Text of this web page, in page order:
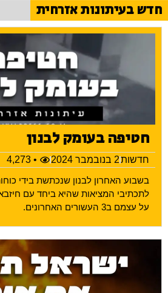
חדש בעיתונות אזרחית
חטיפה בעומק לבנון
חדשות2 בנובמבר 2024
• 4,273
בשבוע האחרון לבנון שנכתשת בידי
לתכתיבי המציאות שהיא ביחד עם
על עצמם ב3 העשורים האחרונים.